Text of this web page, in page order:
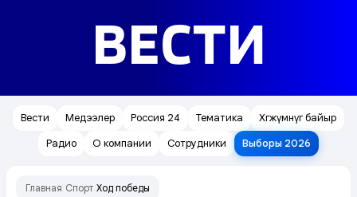
ВЕСТИ
Вести Медээлер Россия 24 Тематика
Хөгжүмнүг байыр
Радио
О компании Сотрудники Выборы 2026
Главная Спорт Ход победы